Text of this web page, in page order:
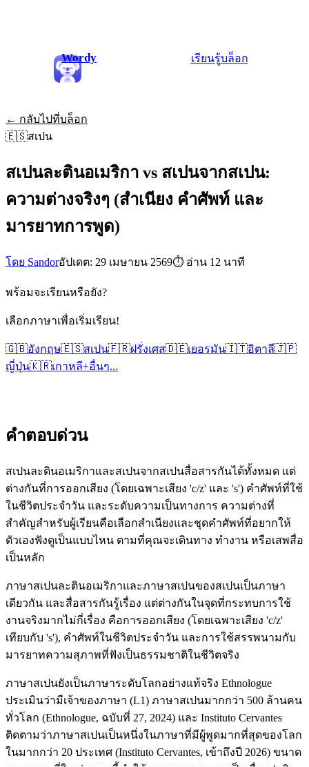
Wordy เรียนรู้บล็อก
← กลับไปที่บล็อก
🇪🇸สเปน
สเปนละตินอเมริกา vs สเปนจากสเปน:
ความต่างจริงๆ (สำเนียง คำศัพท์ และ
มารยาทการพูด)
โดย Sandorอัปเดต: 29 เมษายน 2569⏱ อ่าน 12 นาที
พร้อมจะเรียนหรือยัง?
เลือกภาษาเพื่อเริ่มเรียน!
🇬🇧อังกฤษ🇪🇸สเปน🇫🇷ฝรั่งเศส🇩🇪เยอรมัน🇮🇹อิตาลี🇯🇵
ญี่ปุ่น🇰🇷เกาหลี+อื่นๆ...
คำตอบด่วน
สเปนละตินอเมริกาและสเปนจากสเปนสื่อสารกันได้ทั้งหมด แต่
ต่างกันที่การออกเสียง (โดยเฉพาะเสียง 'c/z' และ 's') คำศัพท์ที่ใช้
ในชีวิตประจำวัน และระดับความเป็นทางการ ความต่างที่
สำคัญสำหรับผู้เรียนคือเลือกสำเนียงและชุดคำศัพท์ที่อยากให้
ตัวเองฟังดูเป็นแบบไหน ตามที่คุณจะเดินทาง ทำงาน หรือเสพสื่อ
เป็นหลัก
ภาษาสเปนละตินอเมริกาและภาษาสเปนของสเปนเป็นภาษา
เดียวกัน และสื่อสารกันรู้เรื่อง แต่ต่างกันในจุดที่กระทบการใช้
งานจริงมากไม่กี่เรื่อง คือการออกเสียง (โดยเฉพาะเสียง 'c/z'
เทียบกับ 's'), คำศัพท์ในชีวิตประจำวัน และการใช้สรรพนามกับ
มารยาทความสุภาพที่ฟังเป็นธรรมชาติในชีวิตจริง
ภาษาสเปนยังเป็นภาษาระดับโลกอย่างแท้จริง Ethnologue
ประเมินว่ามีเจ้าของภาษา (L1) ภาษาสเปนมากกว่า 500 ล้านคน
ทั่วโลก (Ethnologue, ฉบับที่ 27, 2024) และ Instituto Cervantes
ติดตามว่าภาษาสเปนเป็นหนึ่งในภาษาที่มีผู้พูดมากที่สุดของโลก
ในมากกว่า 20 ประเทศ (Instituto Cervantes, เข้าถึงปี 2026) ขนาด